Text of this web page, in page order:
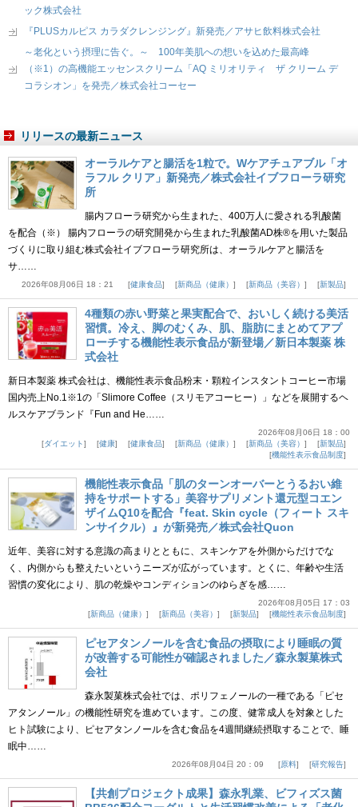
ック株式会社
『PLUSカルピス カラダクレンジング』新発売／アサヒ飲料株式会社
～老化という摂理に告ぐ。～ 100年美肌への想いを込めた最高峰
（※1）の高機能エッセンスクリーム「AQ ミリオリティ ザ クリーム デ
コラシオン」を発売／株式会社コーセー
リリースの最新ニュース
オーラルケアと腸活を1粒で。Wケアチュアブル「オ
ラフル クリア」新発売／株式会社イブフローラ研究
所
腸内フローラ研究から生まれた、400万人に愛される乳酸菌
を配合（※） 腸内フローラの研究開発から生まれた乳酸菌AD株®を用いた製品
づくりに取り組む株式会社イブフローラ研究所は、オーラルケアと腸活を
サ……
2026年08月06日 18：21 健康食品 新商品（健康） 新商品（美容） 新製品
4種類の赤い野菜と果実配合で、おいしく続ける美活
習慣。冷え、脚のむくみ、肌、脂肪にまとめてアプ
ローチする機能性表示食品が新登場／新日本製薬 株
式会社
新日本製薬 株式会社は、機能性表示食品粉末・顆粒インスタントコーヒー市場
国内売上No.1※1の「Slimore Coffee（スリモアコーヒー）」などを展開するヘ
ルスケアブランド『Fun and He……
2026年08月06日 18：00
ダイエット
健康 健康食品 新商品（健康） 新商品（美容）
新製品
機能性表示食品制度
機能性表示食品「肌のターンオーバーとうるおい維
持をサポートする」美容サプリメント還元型コエン
ザイムQ10を配合『feat. Skin cycle（フィート スキ
ンサイクル）』が新発売／株式会社Quon
近年、美容に対する意識の高まりとともに、スキンケアを外側からだけでな
く、内側からも整えたいというニーズが広がっています。とくに、年齢や生活
習慣の変化により、肌の乾燥やコンディションのゆらぎを感……
2026年08月05日 17：03
新商品（健康）
新商品（美容） 新製品 機能性表示食品制度
ピセアタンノールを含む食品の摂取により睡眠の質
が改善する可能性が確認されました／森永製菓株式
会社
森永製菓株式会社では、ポリフェノールの一種である「ピセ
アタンノール」の機能性研究を進めています。この度、健常成人を対象とした
ヒト試験により、ピセアタンノールを含む食品を4週間継続摂取することで、睡
眠中……
2026年08月04日 20：09 原料 研究報告
【共創プロジェクト成果】森永乳業、ビフィズス菌